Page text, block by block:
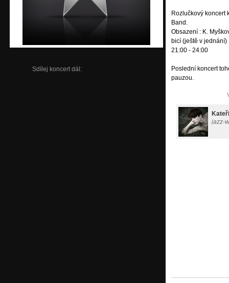
Sdílej koncert dál:
Rozlučkový koncert
Band.
Obsazení : K.
bicí (ještě v jednání)
21:00 - 24:00
Poslední koncert
pauzou.
jazz-